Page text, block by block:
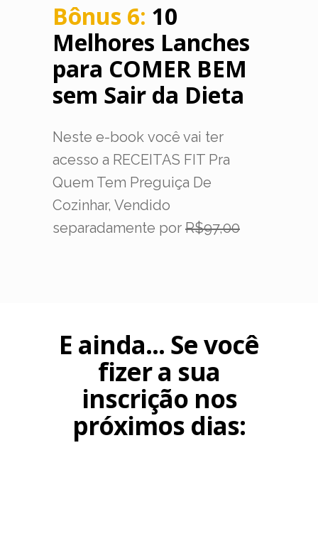
Bônus 6: 10
Melhores Lanches
para COMER BEM
sem Sair da Dieta
Neste e-book você vai ter
acesso a RECEITAS FIT Pra
Quem Tem Preguiça De
Cozinhar, Vendido
separadamente por R$97,00
E ainda... Se você
fizer a sua
inscrição nos
próximos dias: